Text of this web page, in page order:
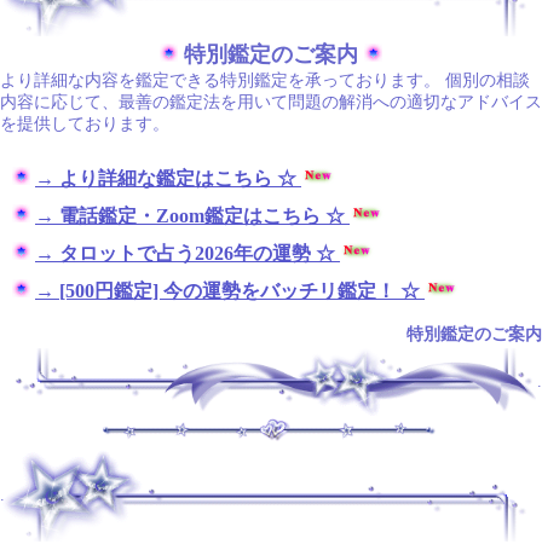
特別鑑定のご案内
より詳細な内容を鑑定できる特別鑑定を承っております。 個別の相談
内容に応じて、最善の鑑定法を用いて問題の解消への適切なアドバイス
を提供しております。
→ より詳細な鑑定はこちら ☆
→ 電話鑑定・Zoom鑑定はこちら ☆
→ タロットで占う2026年の運勢 ☆
→ [500円鑑定] 今の運勢をバッチリ鑑定！ ☆
特別鑑定のご案内